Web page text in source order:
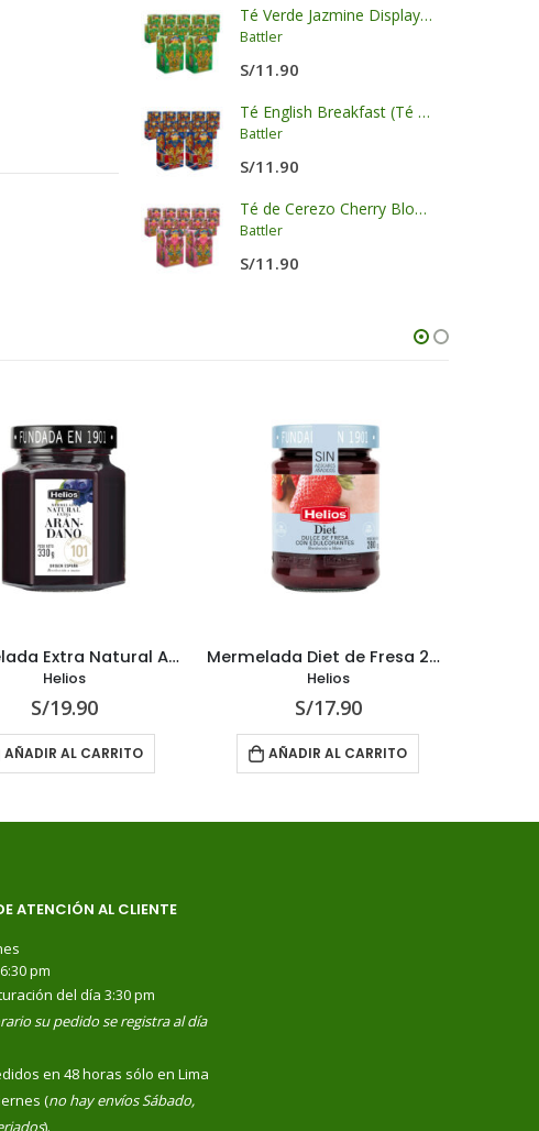
Té Verde Jazmine Display x 20 sobres x 2g c/u
Battler
S/11.90
Té English Breakfast (Té Negro) Display x 20 sobres x 2g c/u
Battler
S/11.90
Té de Cerezo Cherry Blossom Display x 20 sobres x 2g c/u
Battler
S/11.90
Mermelada Extra Natural Arándano 330 g
Helios
S/19.90
AÑADIR AL CARRITO
Mermelada Diet de Fresa 280 g
Helios
S/17.90
AÑADIR AL CARRITO
ATENCIÓN AL CLIENTE
pm
del día 3:30 pm
su pedido se registra al día
en 48 horas sólo en Lima
(no hay envíos Sábado,
).